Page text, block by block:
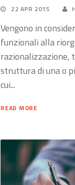
22 APR 2015
Vengono in
funzionali alla
razionalizzazione,
struttura di una o
cui...
READ MORE